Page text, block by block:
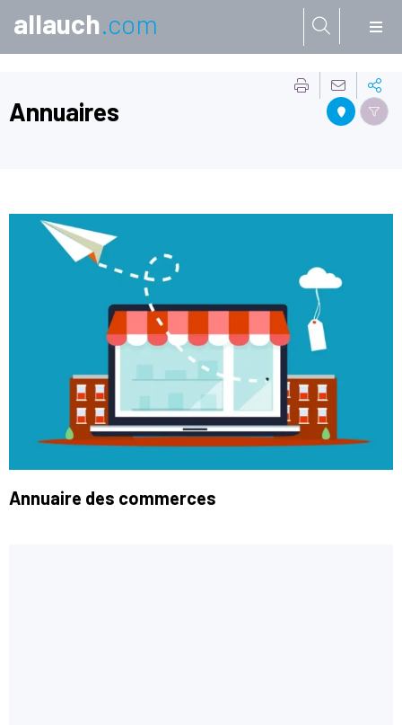
allauch.com
Annuaires
Annuaire des commerces